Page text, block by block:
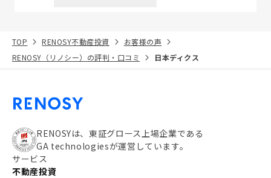
TOP RENOSY不動産投資
お客様の声
RENOSY（リノシー）の評判・口コミ
日本ディクス
RENOSYは、東証グロース上場企業である
GA technologiesが運営しています。
サービス
不動産投資